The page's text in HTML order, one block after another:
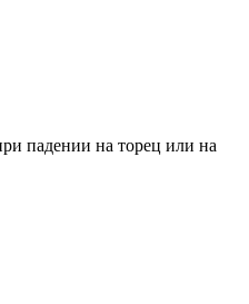
падении на торец или на